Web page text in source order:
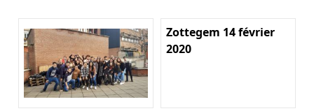
Zottegem 14 février
2020